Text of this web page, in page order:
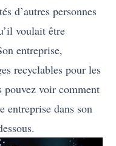
d’autres personnes
voulait être
entreprise,
recyclables pour les
pouvez voir comment
entreprise dans son